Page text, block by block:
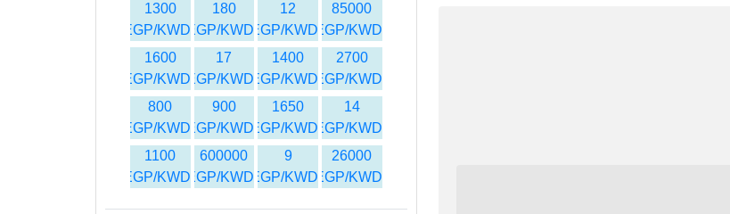
85000
EGP/KWD
12
EGP/KWD
180
EGP/KWD
1300
EGP/KWD
2700
EGP/KWD
1400
EGP/KWD
17
EGP/KWD
1600
EGP/KWD
14
EGP/KWD
1650
EGP/KWD
900
EGP/KWD
800
EGP/KWD
26000
EGP/KWD
9
EGP/KWD
600000
EGP/KWD
1100
EGP/KWD